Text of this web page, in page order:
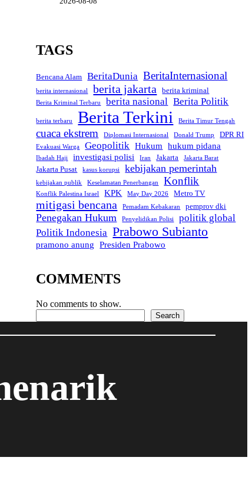
TAGS
Bencana Alam BeritaDunia BeritaInternasional
berita internasional berita jakarta berita kriminal
Berita Kriminal Terbaru berita nasional Berita Politik
berita terbaru Berita Terkini Berita Timur Tengah
cuaca ekstrem Diplomasi Internasional Donald Trump DPR RI
Evakuasi Warga Geopolitik Hukum hukum pidana
Ibadah Haji investigasi polisi Iran Jakarta Jakarta Barat
Jakarta Pusat kasus korupsi kebijakan pemerintah
kebijakan publik Keselamatan Penerbangan Konflik
Konflik Palestina Israel KPK May Day 2026 Metro TV
mitigasi bencana Pemadam Kebakaran pemprov dki
Penegakan Hukum Penyelidikan Polisi
politik global
Politik Indonesia Prabowo Subianto
pramono anung Presiden Prabowo
COMMENTS
No comments to show.
Search